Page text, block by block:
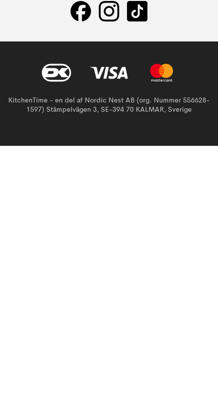
KitchenTime - en del af Nordic Nest AB (org. Nummer 556628-
1597) Stämpelvägen 3, SE-394 70 KALMAR, Sverige